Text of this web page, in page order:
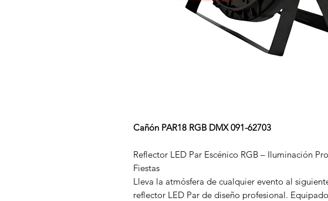
Cañón PAR18 RGB DMX 091-62703
Reflector LED Par Escénico RGB – Iluminación
Fiestas
Lleva la atmósfera de cualquier evento al
reflector LED Par de diseño profesional.